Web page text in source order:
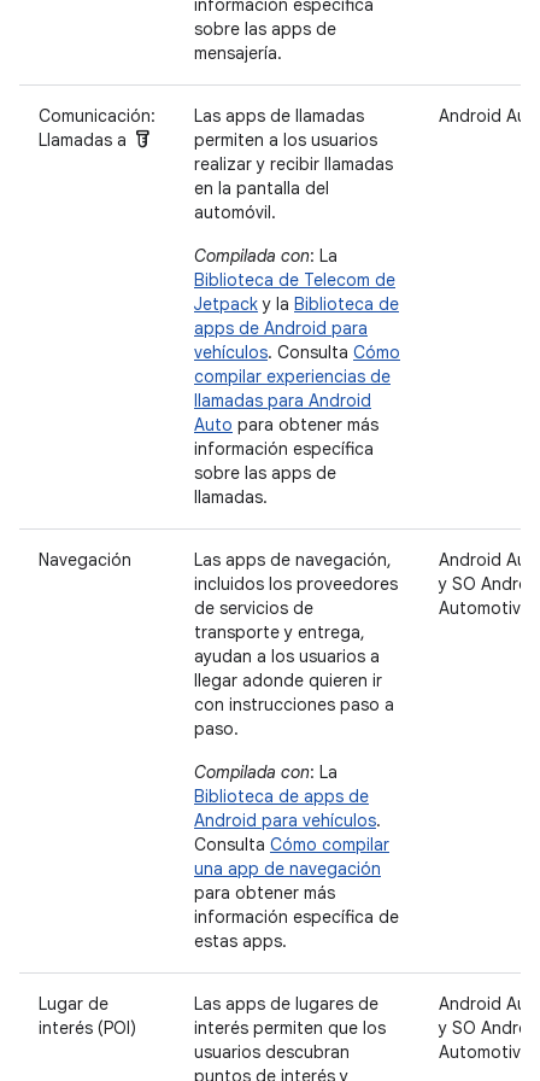
sobre las apps de
mensajería.
Comunicación:
Llamadas a labs
Las apps de llamadas
permiten a los usuarios
realizar y recibir llamadas
en la pantalla del
automóvil.
Compilada con: La
Biblioteca de Telecom de
Jetpacky la Biblioteca de
apps de Android para
vehículos. Consulta Cómo
compilar experiencias de
llamadas para Android
Auto para obtener más
información específica
sobre las apps de
llamadas.
Android
Navegación
Las apps de navegación,
incluidos los proveedores
de servicios de
transporte y entrega,
ayudan a los usuarios a
llegar adonde quieren ir
con instrucciones paso a
paso.
Compilada con: La
Biblioteca de apps de
Android para vehículos.
Consulta Cómo compilar
una app de navegación
para obtener más
información específica de
estas apps.
Android
y SO
Automotive
Lugar de
interés (POI)
Las apps de lugares de
interés permiten que los
usuarios descubran
puntos de interés y
Android
y SO
Automotive